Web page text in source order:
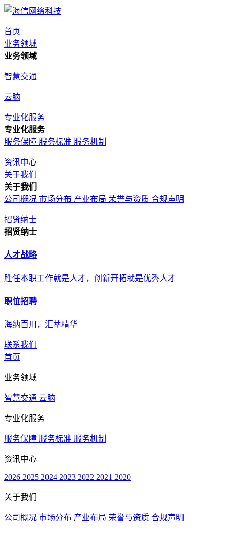
首页
业务领域
业务领域
智慧交通
云脑
专业化服务
专业化服务
服务保障 服务标准 服务机制
资讯中心
关于我们
关于我们
公司概况 市场分布 产业布局 荣誉与资质 合规声明
招贤纳士
招贤纳士
人才战略
胜任本职工作就是人才，创新开拓就是优秀人才
职位招聘
海纳百川，汇萃精华
联系我们
首页
业务领域
智慧交通 云脑
专业化服务
服务保障 服务标准 服务机制
资讯中心
2026 2025 2024 2023 2022 2021 2020
关于我们
公司概况 市场分布 产业布局 荣誉与资质 合规声明